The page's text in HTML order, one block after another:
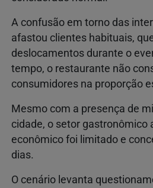
A confusão em torno das
afastou clientes habituais,
deslocamentos durante o
tempo, o restaurante não
consumidores na proporção
Mesmo com a presença de
cidade, o setor gastronômico
econômico foi limitado e
dias.
O cenário levanta